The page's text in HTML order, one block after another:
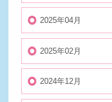
2025年04月
2025年02月
2024年12月